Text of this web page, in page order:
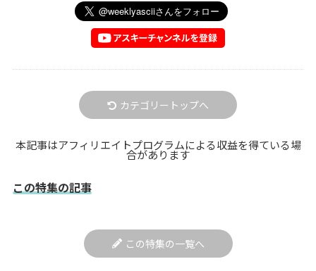
カテゴリートップへ
本記事はアフィリエイトプログラムによる収益を得ている場
合があります
この特集の記事
この特集の一覧へ